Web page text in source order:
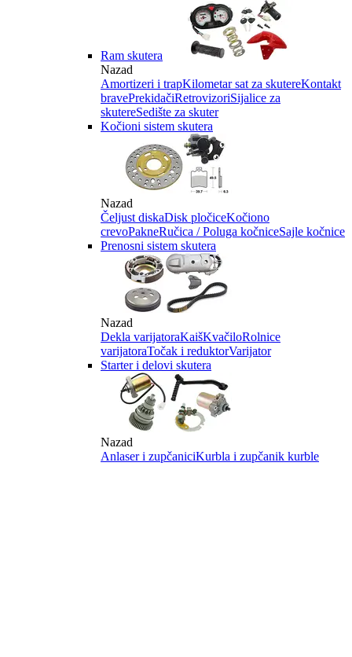
Ram skutera
Nazad
Amortizeri i trapKilometar sat za skutereKontakt
bravePrekidačiRetrovizoriSijalice za
skutereSedište za skuter
Kočioni sistem skutera
Nazad
Čeljust diskaDisk pločiceKočiono
crevoPakneRučica / Poluga kočniceSajle kočnice
Prenosni sistem skutera
Nazad
Dekla varijatoraKaišKvačiloRolnice
varijatoraTočak i reduktorVarijator
Starter i delovi skutera
Nazad
Anlaser i zupčaniciKurbla i zupčanik kurble